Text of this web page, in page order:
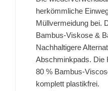
herkömmliche
Müllvermeidung bei.
Bambus-Viskose &
Nachhaltigere
Abschminkpads. Die
80 % Bambus-
komplett plastikfrei.